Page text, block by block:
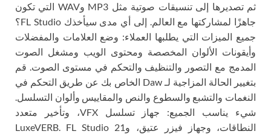
ثم تصديرها إلى تنسيقات صوتية مثل MP3 وWAV التي تكون
جاهزًا لمشاركتها مع العالم. إلى أي مدى سيأخذك FL Studio؟
جميع الميزات التي يطلبها العملاء: وضع العلامات والمفضلات
وأيقونات الألوان المخصصة ومحتوى الويب ومشغل الصوت
المدمج مع التصور والتنظيف والتحكم في مستوى الصوت. قم
بتغيير الحالة المزاجية لـ Daw الخاص بك عن طريق التحكم في
النغمات والتشبع والسطوع والنص والمقاييس وألوان التسلسل.
شيء يناسب الجميع: جهاز تسلسل VFX، وتأخير متعدد
النطاقات، وجهاز فيزر عتيق، وLuxeVERB. FL Studio 21